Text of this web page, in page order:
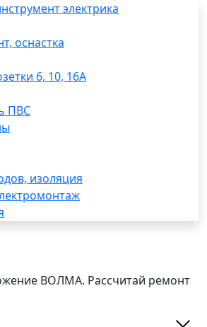
электрика
оснастка
6, 10, 16А
ПВС
изоляция
ВОЛМА. Рассчитай ремонт